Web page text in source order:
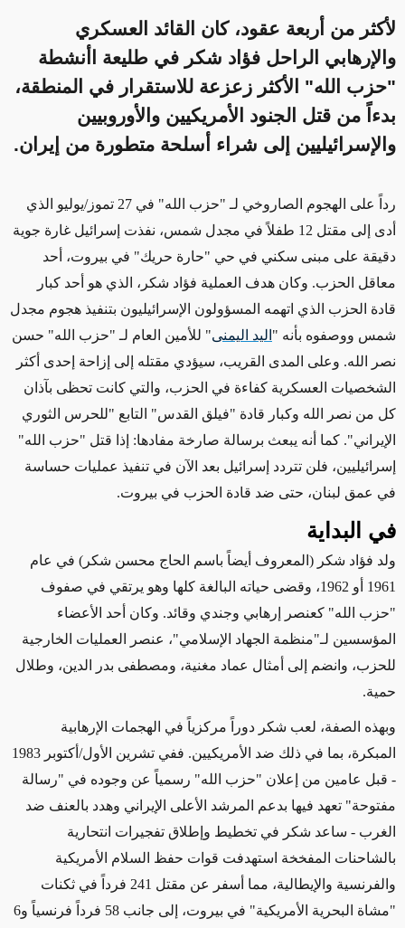
لأكثر من أربعة عقود، كان القائد العسكري
والإرهابي الراحل فؤاد شكر في طليعة اأنشطة
"حزب الله" الأكثر زعزعة للاستقرار في المنطقة،
بدءاً من قتل الجنود الأمريكيين والأوروبيين
والإسرائيليين إلى شراء أسلحة متطورة من إيران.
رداً على الهجوم الصاروخي لـ "حزب الله" في 27 تموز/يوليو الذي
أدى إلى مقتل 12 طفلاً في مجدل شمس، نفذت إسرائيل غارة جوية
دقيقة على مبنى سكني في حي "حارة حريك" في بيروت، أحد
معاقل الحزب. وكان هدف العملية فؤاد شكر، الذي هو أحد كبار
قادة الحزب الذي اتهمه المسؤولون الإسرائيليون بتنفيذ هجوم مجدل
شمس ووصفوه بأنه " اليد اليمنى" للأمين العام لـ "حزب الله" حسن
نصر الله. وعلى المدى القريب، سيؤدي مقتله إلى إزاحة إحدى أكثر
الشخصيات العسكرية كفاءة في الحزب، والتي كانت تحظى بآذان
كل من نصر الله وكبار قادة "فيلق القدس" التابع "للحرس الثوري
الإيراني". كما أنه يبعث برسالة صارخة مفادها: إذا قتل "حزب الله"
إسرائيليين، فلن تتردد إسرائيل بعد الآن في تنفيذ عمليات حساسة
في عمق لبنان، حتى ضد قادة الحزب في بيروت.
في البداية
ولد فؤاد شكر (المعروف أيضاً باسم الحاج محسن شكر) في عام
1961 أو 1962، وقضى حياته
البالغة كلها وهو يرتقي في صفوف
"حزب الله" كعنصر إرهابي وجندي وقائد. وكان أحد الأعضاء
المؤسسين لـ"منظمة الجهاد الإسلامي"، عنصر العمليات الخارجية
للحزب، وانضم
إلى أمثال عماد مغنية، ومصطفى بدر الدين، وطلال
حمية.
وبهذه الصفة، لعب شكر دوراً مركزياً في الهجمات الإرهابية
المبكرة
، بما في ذلك ضد الأمريكيين. ففي تشرين الأول/أكتوبر 1983
- قبل عامين من إعلان "حزب الله" رسمياً عن وجوده في "رسالة
مفتوحة" تعهد فيها بدعم المرشد الأعلى الإيراني وهدد بالعنف ضد
الغرب - ساعد شكر في تخطيط وإطلاق تفجيرات انتحارية
بالشاحنات المفخخة استهدفت قوات حفظ السلام الأمريكية
والفرنسية والإيطالية، مما أسفر عن مقتل 241 فرداً في ثكنات
"مشاة البحرية الأمريكية" في بيروت، إلى جانب 58 فرداً فرنسياً و6